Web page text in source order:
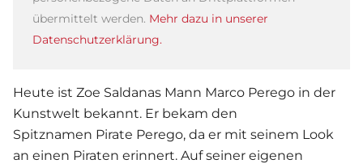
übermittelt werden. Mehr dazu in unserer
Datenschutzerklärung.
Heute ist Zoe Saldanas Mann Marco Perego in der
Kunstwelt bekannt. Er bekam den
Spitznamen Pirate Perego, da er mit seinem Look
an einen Piraten erinnert. Auf seiner eigenen